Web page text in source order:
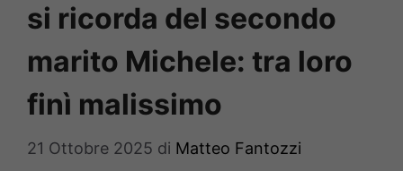
si ricorda del secondo
marito Michele: tra loro
finì malissimo
21 Ottobre 2025 di Matteo Fantozzi